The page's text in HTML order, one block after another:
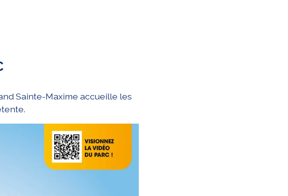
Sainte-Maxime accueille les